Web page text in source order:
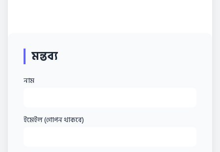
মন্তব্য
নাম
ইমেইল (গোপন থাকবে)